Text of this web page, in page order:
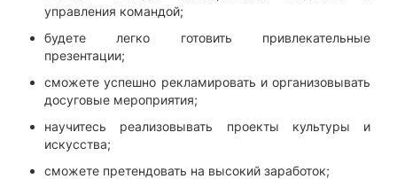
управления командой;
будете легко готовить привлекательные
презентации;
сможете успешно рекламировать и организовывать
досуговые мероприятия;
научитесь реализовывать проекты культуры и
искусства;
сможете претендовать на высокий заработок;